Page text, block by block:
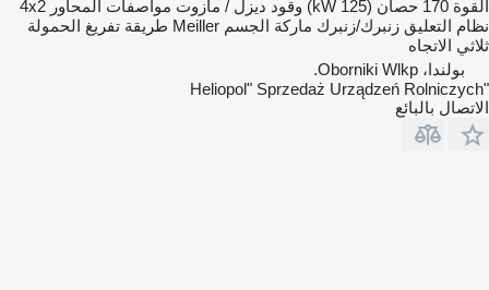
القوة 170 حصان (125 kW) وقود ديزل / مازوت مواصفات المحاور 4x2
نظام التعليق زنبرك/زنبرك ماركة الجسم Meiller طريقة تفريغ الحمولة
ثلاثي الاتجاه
بولندا، Oborniki Wlkp.
"Heliopol" Sprzedaż Urządzeń Rolniczych
الاتصال بالبائع